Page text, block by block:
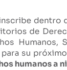
dentro
de
Humanos,
su
humanos a